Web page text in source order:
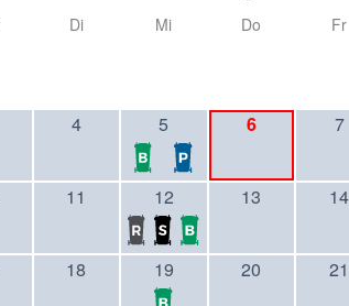
Di Mi Do Fr
4 5 6 7
11 12 13 14
18 19 20 21